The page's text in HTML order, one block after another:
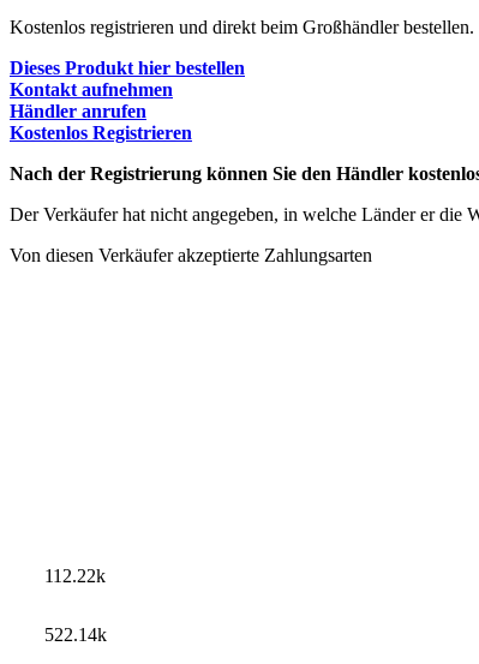
Kostenlos registrieren und direkt beim Großhändler
Dieses Produkt hier bestellen
Kontakt aufnehmen
Händler anrufen
Kostenlos Registrieren
Nach der Registrierung können Sie den Händler
Der Verkäufer hat nicht angegeben, in welche Länder er die
Von diesen Verkäufer akzeptierte Zahlungsarten
112.22k
522.14k